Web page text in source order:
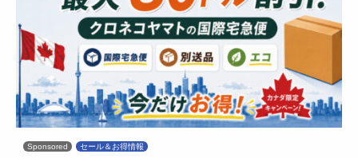
Sponsored セール＆お得情報